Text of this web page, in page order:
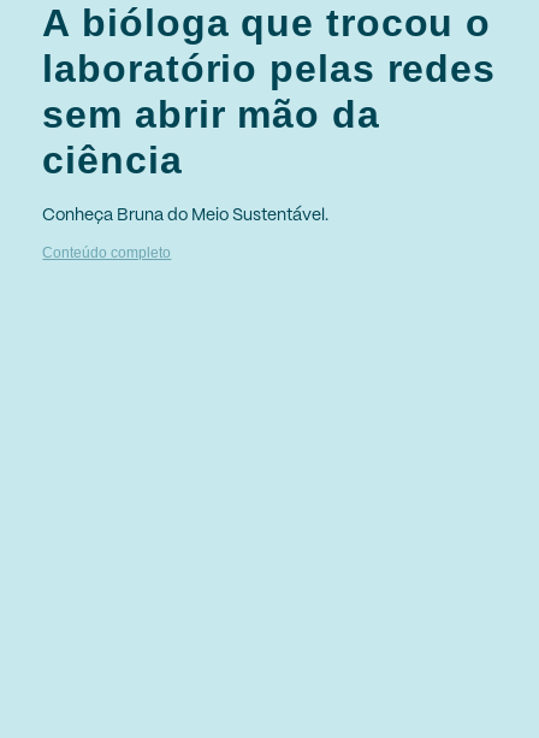
A bióloga que trocou o
laboratório pelas redes
sem abrir mão da
ciência
Conheça Bruna do Meio Sustentável.
Conteúdo completo